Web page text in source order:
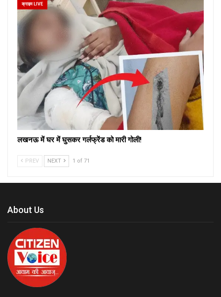
क्राइम LIVE
लखनऊ में घर में घुसकर गर्लफ्रेंड को मारी गोली!
PREV NEXT 1 of 71
About Us